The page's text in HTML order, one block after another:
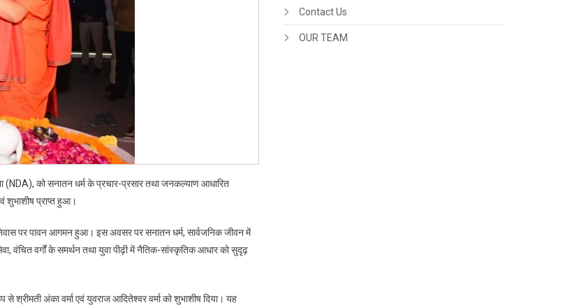
(NDA), को सनातन धर्म के प्रचार-प्रसार तथा जनकल्याण आधारित
शुभाशीष प्राप्त हुआ।
पर पावन आगमन हुआ। इस अवसर पर सनातन धर्म, सार्वजनिक जीवन में
वंचित वर्गों के समर्थन तथा युवा पीढ़ी में नैतिक-सांस्कृतिक आधार को सुदृढ़
से श्रीमती अंका वर्मा एवं युवराज आदितेश्वर वर्मा को शुभाशीष दिया। यह
Contact Us
OUR TEAM